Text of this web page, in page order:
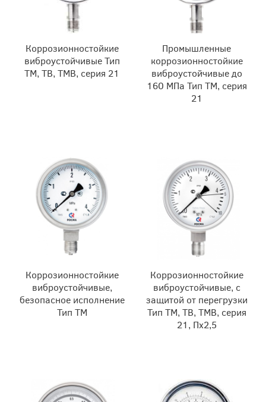
Коррозионностойкие
виброустойчивые Тип
ТМ, ТВ, ТМВ, серия 21
Промышленные
коррозионностойкие
виброустойчивые до
160 МПа Тип ТМ, серия
21
Коррозионностойкие
виброустойчивые,
безопасное исполнение
Тип ТМ
Коррозионностойкие
виброустойчивые, с
защитой от перегрузки
Тип ТМ, ТВ, ТМВ, серия
21, Пх2,5